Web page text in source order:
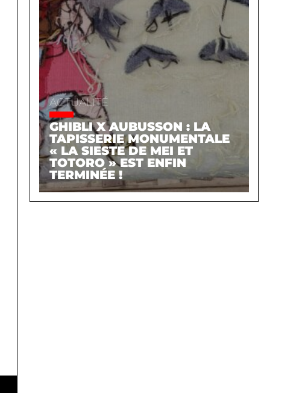
ACTUALITÉ
GHIBLI X AUBUSSON : LA
TAPISSERIE MONUMENTALE
« LA SIESTE DE MEI ET
TOTORO » EST ENFIN
TERMINÉE !